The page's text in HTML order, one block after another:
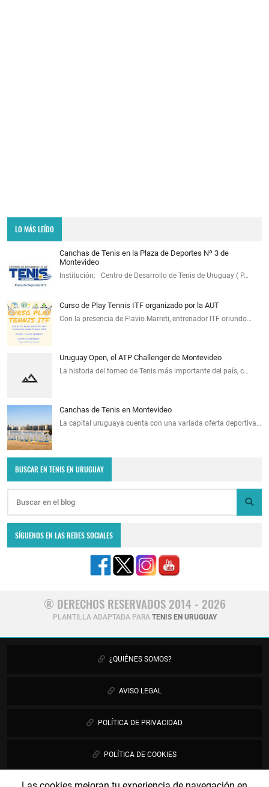
LO MÁS LEÍDO
Canchas de Tenis en la Plaza de Deportes Nº 3 de
Montevideo
Institución: Centro de Desarrollo de Tenis de Uruguay ( P…
Curso de Play Tennis ITF organizado por la AUT
Con la presencia de Flavio Marreti, entrenador ITF oriundo…
Uruguay Open, el ATP Challenger de Montevideo
La historia del torneo de Tenis más importante del país, c…
Canchas de Tenis en Montevideo
La capital uruguaya cuenta con una variada oferta deportiva…
BUSCAR EN TENIS EN URUGUAY
SÍGUENOS EN LAS REDES SOCIALES
® DERECHOS RESERVADOS 2014 - 2026
PLANTILLA ADAPTADA PARA TENIS EN URUGUAY
¿QUIÉNES SOMOS?
AVISO LEGAL
POLÍTICA DE PRIVACIDAD
POLÍTICA DE COOKIES